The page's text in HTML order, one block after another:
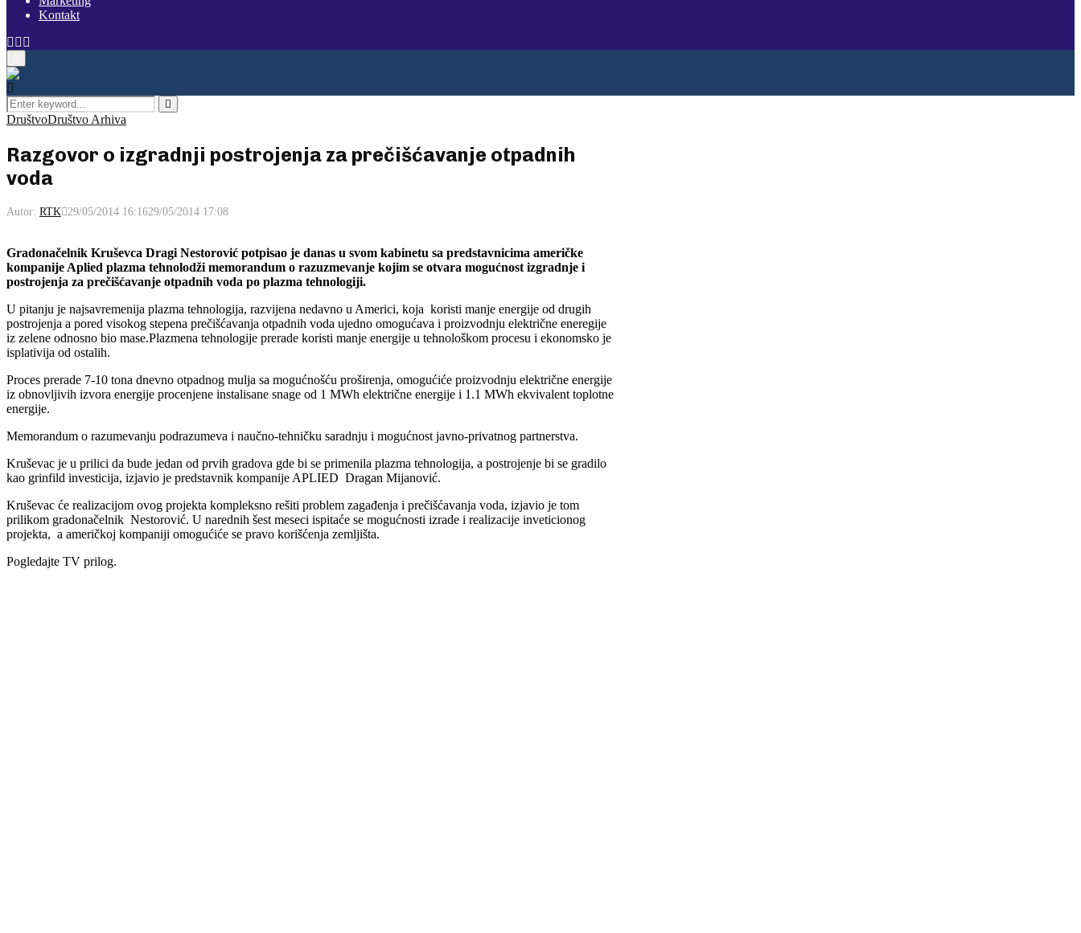
Kontakt
Facebook
Instagram
Menu
Search
for:
Pretraga
DruštvoDruštvo Arhiva
Razgovor o izgradnji postrojenja za prečišćavanje otpadnih
voda
Autor: RTK 29/05/2014 16:1629/05/2014 17:08
Gradonačelnik Kruševca Dragi Nestorović potpisao je danas u svom kabinetu sa predstavnicima američke
kompanije Aplied plazma tehnolodži memorandum o razuzmevanje kojim se otvara mogućnost izgradnje i
postrojenja za prečišćavanje otpadnih voda po plazma tehnologiji.
U pitanju je najsavremenija plazma tehnologija, razvijena nedavno u Americi, koja koristi manje energije od drugih
postrojenja a pored visokog stepena prečišćavanja otpadnih voda ujedno omogućava i proizvodnju električne eneregije
iz zelene odnosno bio mase.Plazmena tehnologije prerade koristi manje energije u tehnološkom procesu i ekonomsko je
isplativija od ostalih.
Proces prerade 7-10 tona dnevno otpadnog mulja sa mogućnošću proširenja, omogućiće proizvodnju električne energije
iz obnovljivih izvora energije procenjene instalisane snage od 1 MWh električne energije i 1.1 MWh ekvivalent toplotne
energije.
Memorandum o razumevanju podrazumeva i naučno-tehničku saradnju i mogućnost javno-privatnog partnerstva.
Kruševac je u prilici da bude jedan od prvih gradova gde bi se primenila plazma tehnologija, a postrojenje bi se gradilo
kao grinfild investicija, izjavio je predstavnik kompanije APLIED Dragan Mijanović.
Kruševac će realizacijom ovog projekta kompleksno rešiti problem zagađenja i prečišćavanja voda, izjavio je tom
prilikom gradonačelnik Nestorović. U narednih šest meseci ispitaće se mogućnosti izrade i realizacije inveticionog
projekta, a američkoj kompaniji omogućiće se pravo korišćenja zemljišta.
Pogledajte TV prilog.